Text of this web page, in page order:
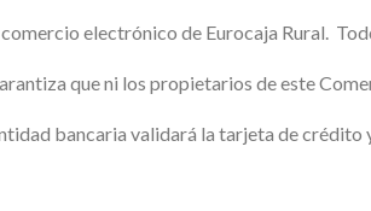
electrónico de Eurocaja Rural.
que ni los propietarios de este
bancaria validará la tarjeta de crédito